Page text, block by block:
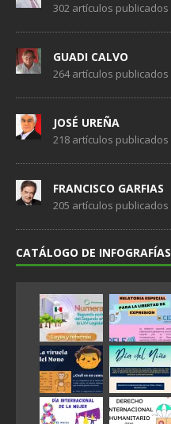
302 artículos publicados
GUADI CALVO
264 artículos publicados
JOSÉ UREÑA
218 artículos publicados
FRANCISCO GARFIAS
205 artículos publicados
CATÁLOGO DE INFOGRAFÍAS